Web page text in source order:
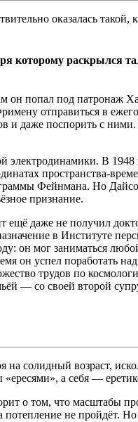
оказалась такой,
которому раскрылся
он попал под патронаж
отправиться в
даже поспорить с
электродинамики. В
пространства-
Фейнмана. Но
признание.
даже не получил
в Институте
мог заниматься
он успел поработать
трудов по
— со своей второй
солидный возраст,
а себя —
о том, что масштабы
потепление не пройдёт.